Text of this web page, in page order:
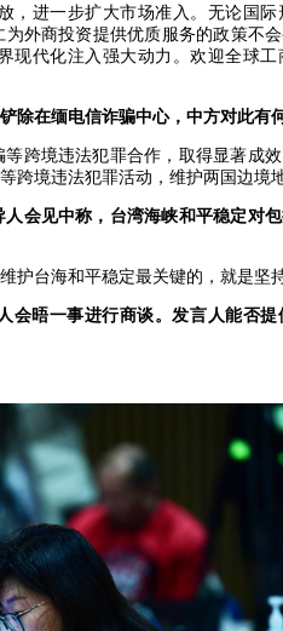
，进一步扩大市场准入。无论国
外商投资提供优质服务的政策不
现代化注入强大动力。欢迎全球
除在缅电信诈骗中心，中方对此有
跨境违法犯罪合作，取得显著成
境违法犯罪活动，维护两国边境
会见中称，台湾海峡和平稳定对
台海和平稳定最关键的，就是坚
会晤一事进行商谈。发言人能否